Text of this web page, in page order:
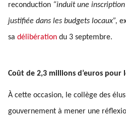
reconduction “induit une
justifiée dans les budgets locaux”,
sa délibération du 3 septembre.
Coût de 2,3 millions d’euros pour
À cette occasion, le collège des
gouvernement à mener une